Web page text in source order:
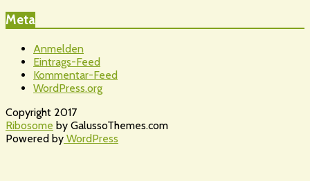
Meta
Anmelden
Eintrags-Feed
Kommentar-Feed
WordPress.org
Copyright 2017
Ribosome by GalussoThemes.com
Powered by WordPress